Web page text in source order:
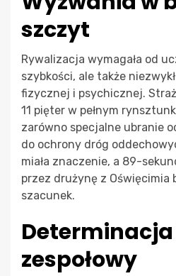
szczyt
Rywalizacja wymagała od
szybkości, ale także
fizycznej i psychicznej.
11 pięter w pełnym
zarówno specjalne ubranie
do ochrony dróg
miała znaczenie, a 89-
przez drużynę z Oświęcimia
szacunek.
zespołowy